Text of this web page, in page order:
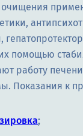
помощью
работу
Показания к
;